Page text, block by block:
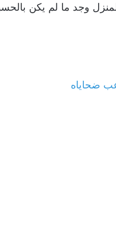
وجد ما لم يكن
ضحاياه